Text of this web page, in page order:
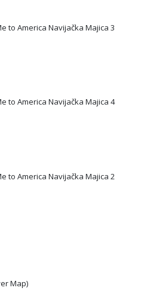
to America Navijačka Majica 3
to America Navijačka Majica 4
to America Navijačka Majica 2
Map)